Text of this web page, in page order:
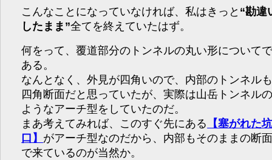
こんなことになっていなければ、私はきっと “勘違
したまま”全てを終えていたはず。
何をって、覆道部分のトンネルの丸い形について
ある。
なんとなく、外見が四角いので、内部のトンネル
四角断面だと思っていたが、実際は山岳トンネル
ようなアーチ型をしていたのだ。
まあ考えてみれば、このすぐ先にある
【塞がれた
口】 がアーチ型なのだから、内部もそのままの断
で来ているのが当然か。